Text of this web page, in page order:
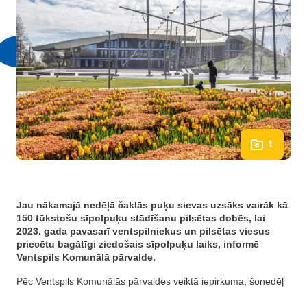
1
Jau nākamajā nedēļā čaklās puķu sievas uzsāks vairāk kā
150 tūkstošu sīpolpuķu stādīšanu pilsētas dobēs, lai
2023. gada pavasarī ventspilniekus un pilsētas viesus
priecētu bagātīgi ziedošais sīpolpuķu laiks, informē
Ventspils Komunālā pārvalde.
Pēc Ventspils Komunālās pārvaldes veiktā iepirkuma, šonedēļ